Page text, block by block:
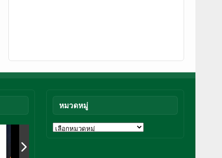
หมวดหมู่
หมวด
หมู่